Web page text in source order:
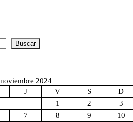
Buscar
noviembre 2024
J V S
D
1
2
3
7 8 9
10